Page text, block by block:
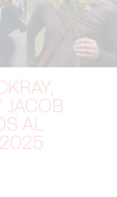
JACOB
AL
2025